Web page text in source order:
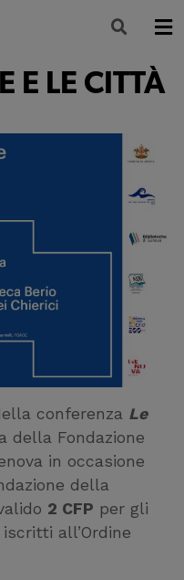
E LE CITTÀ
conferenza Le
della Fondazione
in occasione
della
2 CFP per gli
all’Ordine